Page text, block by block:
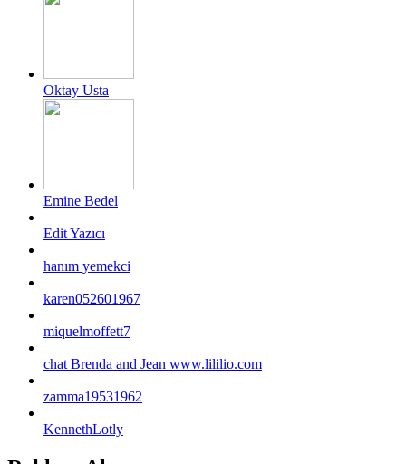
Oktay Usta
Emine Bedel
Edit Yazıcı
hanım yemekci
karen052601967
miquelmoffett7
chat Brenda and Jean www.lililio.com
zamma19531962
KennethLotly